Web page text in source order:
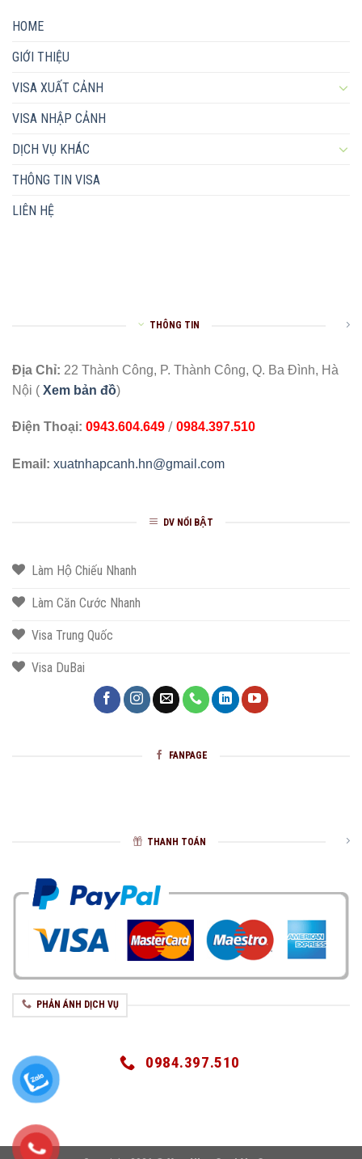
HOME
GIỚI THIỆU
VISA XUẤT CẢNH
VISA NHẬP CẢNH
DỊCH VỤ KHÁC
THÔNG TIN VISA
LIÊN HỆ
THÔNG TIN
Địa Chỉ: 22 Thành Công, P. Thành Công, Q. Ba Đình, Hà
Nội ( Xem bản đồ)
Điện Thoại: 0943.604.649 / 0984.397.510
Email: xuatnhapcanh.hn@gmail.com
DV NỔI BẬT
Làm Hộ Chiếu Nhanh
Làm Căn Cước Nhanh
Visa Trung Quốc
Visa DuBai
FANPAGE
THANH TOÁN
PHẢN ÁNH DỊCH VỤ
0984.397.510